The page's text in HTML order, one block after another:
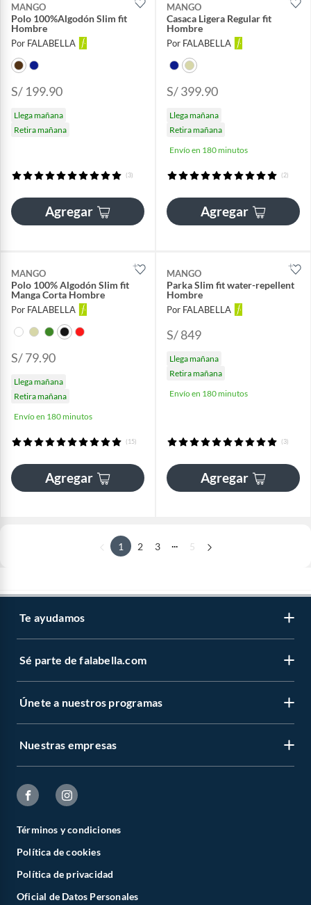
MANGO
Polo 100%Algodón Slim fit
Hombre
Por FALABELLA
S/ 199.90
Llega mañana
Retira mañana
(3)
Agregar
MANGO
Casaca Ligera Regular fit
Hombre
Por FALABELLA
S/ 399.90
Llega mañana
Retira mañana
Envío en 180 minutos
(2)
Agregar
MANGO
Polo 100% Algodón Slim fit
Manga Corta Hombre
Por FALABELLA
S/ 79.90
Llega mañana
Retira mañana
Envío en 180 minutos
(15)
Agregar
MANGO
Parka Slim fit water-repellent
Hombre
Por FALABELLA
S/ 849
Llega mañana
Retira mañana
Envío en 180 minutos
(3)
Agregar
1 2 3 ... 5
Te ayudamos
Sé parte de falabella.com
Únete a nuestros programas
Nuestras empresas
Términos y condiciones
Política de cookies
Política de privacidad
Oficial de Datos Personales